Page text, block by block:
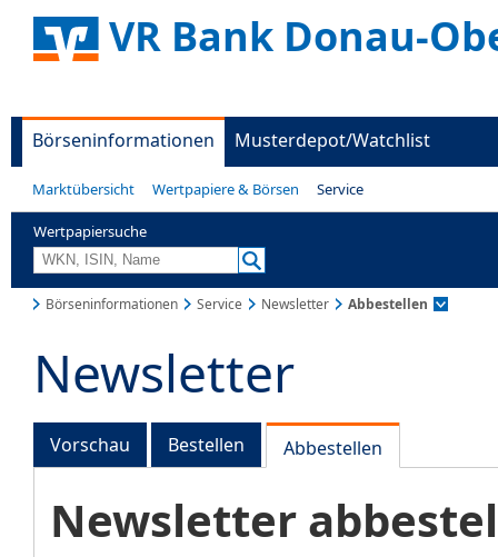
VR Bank Donau-
Börseninformationen Musterdepot/Watchlist
Marktübersicht Wertpapiere & Börsen Service
Wertpapiersuche
Börseninformationen Service Newsletter Abbestellen
Newsletter
Vorschau Bestellen Abbestellen
Newsletter